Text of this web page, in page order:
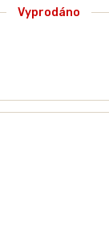
Vyprodáno